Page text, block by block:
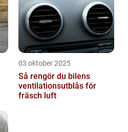
03 oktober 2025
Så rengör du bilens
ventilationsutblås för
fräsch luft